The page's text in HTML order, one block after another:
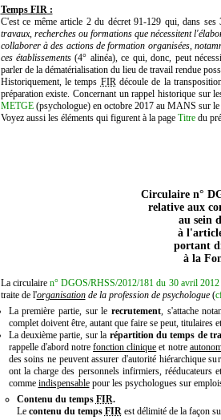
Temps FIR :
C'est ce même article 2 du décret 91-129 qui, dans
travaux, recherches ou formations que nécessitent
collaborer à des actions de formation organisées,
ces établissements(4° alinéa), ce qui, donc, peut
parler de la dématérialisation du lieu de travail rendue
Historiquement, le temps FIR découle de la
préparation existe. Concernant un rappel historique sur
METGE(psychologue) en octobre 2017 au MANS sur le
Voyez aussi les éléments qui figurent à la page Titredu
Circulaire n°
relative aux
au sein
à
portant
à la
La circulaire n° DGOS/RHSS/2012/181 du 30 avril 2012
traite de l'organisationde la profession de psychologue(
La première partie, sur le recrutement, s'attache
complet doivent être, autant que faire se peut, titulaires
La deuxième partie, sur la répartition du temps de
rappelle d'abord notrefonction clinique et notre
des soins ne peuvent assurer d'autorité hiérarchique
ont la charge des personnels infirmiers, rééducateurs
comme indispensablepour les psychologues sur
Contenu du temps FIR.
Le contenu du temps FIR est délimité de la façon